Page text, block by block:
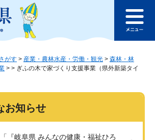
このページの本文へ
ュ
がす > 産業・農林水産・労働・観光 > 森林・林
> > ぎふの木で家づくり支援事業（県外新築タイ
お知らせ
『岐阜県 みんなの健康・福祉ひろ